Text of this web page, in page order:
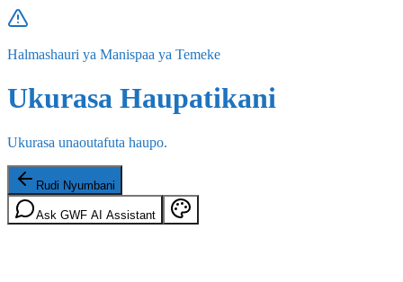
Halmashauri ya Manispaa ya Temeke
Ukurasa Haupatikani
Ukurasa unaoutafuta haupo.
Rudi Nyumbani
Ask GWF AI Assistant